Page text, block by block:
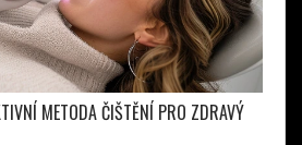
METODA ČIŠTĚNÍ PRO ZDRAVÝ